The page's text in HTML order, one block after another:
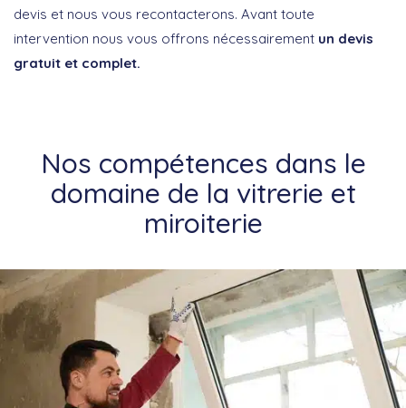
devis et nous vous recontacterons. Avant toute
intervention nous vous offrons nécessairement un devis
gratuit et complet.
Nos compétences dans le
domaine de la vitrerie et
miroiterie